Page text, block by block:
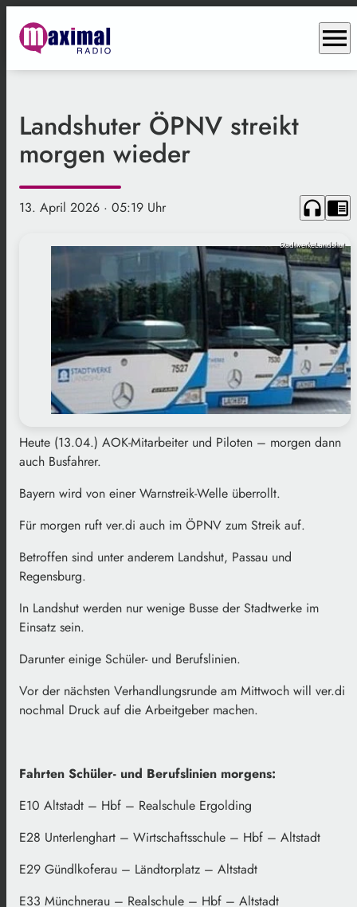
menu
Landshuter ÖPNV streikt
morgen wieder
13. April 2026 · 05:19 Uhr headphones chrome_reader_mode
StadtwerkeLandshut
Heute (13.04.) AOK-Mitarbeiter und Piloten – morgen dann
auch Busfahrer.
Bayern wird von einer Warnstreik-Welle überrollt.
Für morgen ruft ver.di auch im ÖPNV zum Streik auf.
Betroffen sind unter anderem Landshut, Passau und
Regensburg.
In Landshut werden nur wenige Busse der Stadtwerke im
Einsatz sein.
Darunter einige Schüler- und Berufslinien.
Vor der nächsten Verhandlungsrunde am Mittwoch will ver.di
nochmal Druck auf die Arbeitgeber machen.
Fahrten Schüler- und Berufslinien morgens:
E10 Altstadt – Hbf – Realschule Ergolding
E28 Unterlenghart – Wirtschaftsschule – Hbf – Altstadt
E29 Gündlkoferau – Ländtorplatz – Altstadt
E33 Münchnerau – Realschule – Hbf – Altstadt